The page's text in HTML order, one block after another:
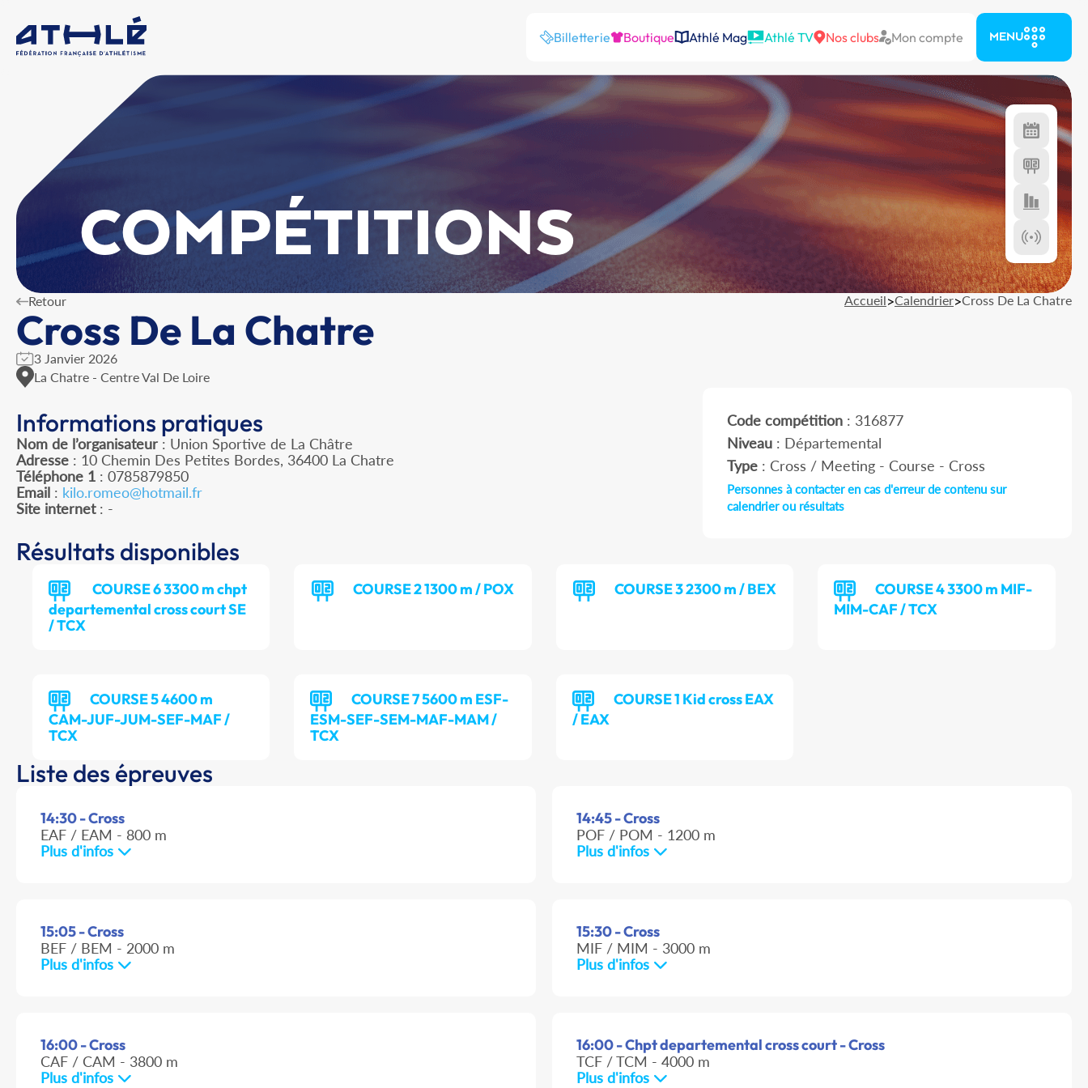
Billetterie Boutique Athlé Mag Athlé TV Nos clubs Mon compte MENU
COMPÉTITIONS
Retour Accueil>Calendrier>Cross De La Chatre
Cross De La Chatre
3 Janvier 2026
La Chatre - Centre Val De Loire
Informations pratiques
Nom de l’organisateur : Union Sportive de La Châtre
Adresse : 10 Chemin Des Petites Bordes, 36400 La Chatre
Téléphone 1 : 0785879850
Email : kilo.romeo@hotmail.fr
Site internet: -
Code compétition: 316877
Niveau: Départemental
Type: Cross / Meeting - Course - Cross
Personnes à contacter en cas d'erreur de contenu sur
calendrier ou résultats
Résultats disponibles
COURSE 6 3300 m chpt
departemental cross court SE
/ TCX
COURSE 2 1300 m / POX COURSE 3 2300 m / BEX
COURSE 4 3300 m MIF-
MIM-CAF / TCX
COURSE 5 4600 m
CAM-JUF-JUM-SEF-MAF /
TCX
COURSE 7 5600 m ESF-
ESM-SEF-SEM-MAF-MAM /
TCX
COURSE 1 Kid cross EAX
/ EAX
Liste des épreuves
14:30 - Cross
EAF / EAM - 800 m
Plus d'infos
14:45 - Cross
POF / POM - 1200 m
Plus d'infos
15:05 - Cross
BEF / BEM - 2000 m
Plus d'infos
15:30 - Cross
MIF / MIM - 3000 m
Plus d'infos
16:00 - Cross
CAF / CAM - 3800 m
Plus d'infos
16:00 - Chpt departemental cross court - Cross
TCF / TCM - 4000 m
Plus d'infos